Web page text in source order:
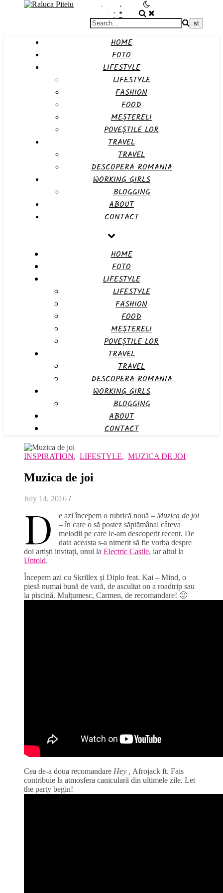
HOME
FOTO
LIFESTYLE
LIFESTYLE
FASHION
FOOD
MEȘTERELI
POVEȘTILE LOR
TRAVEL
TRAVEL
DESCOPERA ROMANIA
WORKING GIRLS
BLOGGING
ABOUT
CONTACT
HOME
FOTO
LIFESTYLE
LIFESTYLE
FASHION
FOOD
MEȘTERELI
POVEȘTILE LOR
TRAVEL
TRAVEL
DESCOPERA ROMANIA
WORKING GIRLS
BLOGGING
ABOUT
CONTACT
INSPIRATION, LIFESTYLE, MUZICA DE JOI
Muzica de joi
July 14, 2016 /
D e azi începem o rubrică nouă – Muzica de joi
– în care o să postez săptămânal câteva
melodii pe care le-am descoperit recent. De
data aceasta s-a nimerit să fie vorba despre
doi artiști invitați, unul la Electric Castle, iar altul la
Untold.
Începem azi cu Skrillex și Diplo feat. Kai – Mind, o
piesă numai bună de vară, de ascultat on a roadtrip sau
la piscină. Mulțumesc, Carmen, de recomandare! 🙂
Cea de-a doua recomandare Hey , Afrojack ft. Fais
contribuie la atmosfera caniculară din ultimele zile. Let
the party begin!